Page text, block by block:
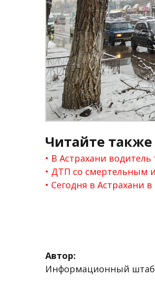
Читайте также
В Астрахани
ДТП со смертельным
Сегодня в Астрахани
Автор:
Информационный